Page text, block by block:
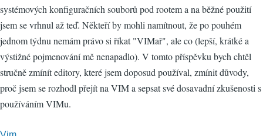
systémových konfiguračních souborů pod rootem a na běžné použití
jsem se vrhnul až teď. Někteří by mohli namítnout, že po pouhém
jednom týdnu nemám právo si říkat "VIMař", ale co (lepší, krátké a
výstižné pojmenování mě nenapadlo). V tomto příspěvku bych chtěl
stručně zmínít editory, které jsem doposud používal, zmínit důvody,
proč jsem se rozhodl přejít na VIM a sepsat své dosavadní zkušenosti s
používáním VIMu.